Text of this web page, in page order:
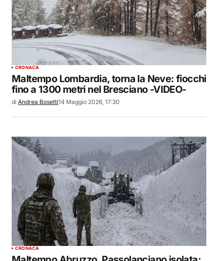
CRONACA
Maltempo Lombardia, torna la Neve: fiocchi
fino a 1300 metri nel Bresciano -VIDEO-
di Andrea Bosetti14 Maggio 2026, 17:30
CRONACA